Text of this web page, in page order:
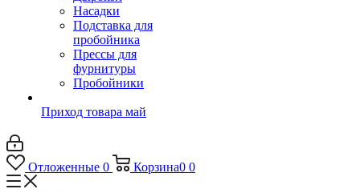
Насадки
Подставка для
пробойника
Прессы для
фурнитуры
Пробойники
Приход товара май
Отложенные 0 Корзина0 0